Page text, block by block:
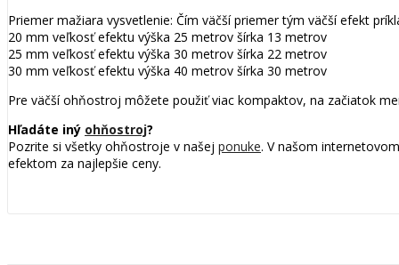
Priemer mažiara vysvetlenie: Čím väčší priemer tým väčší efekt
20 mm veľkosť efektu výška 25 metrov šírka 13 metrov
25 mm veľkosť efektu výška 30 metrov šírka 22 metrov
30 mm veľkosť efektu výška 40 metrov šírka 30 metrov
Pre väčší ohňostroj môžete použiť viac kompaktov, na začiatok
Hľadáte iný ohňostroj?
Pozrite si všetky ohňostroje v našej ponuke. V našom
efektom za najlepšie ceny.